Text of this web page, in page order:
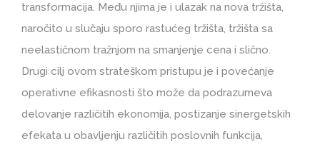
transformacija. Među njima je i ulazak na nova tržišta,
naročito u slučaju sporo rastućeg tržišta, tržišta sa
neelastičnom tražnjom na smanjenje cena i slično.
Drugi cilj ovom strateškom pristupu je i povećanje
operativne efikasnosti što može da podrazumeva
delovanje različitih ekonomija, postizanje sinergetskih
efekata u obavljenju različitih poslovnih funkcija,